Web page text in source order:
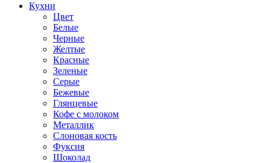
Кухни
Цвет
Белые
Черные
Желтые
Красные
Зеленые
Серые
Бежевые
Глянцевые
Кофе с молоком
Металлик
Слоновая кость
Фуксия
Шоколад